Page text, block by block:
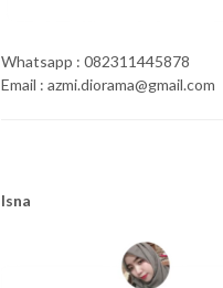
Whatsapp : 082311445878
Email : azmi.diorama@gmail.com
Isna